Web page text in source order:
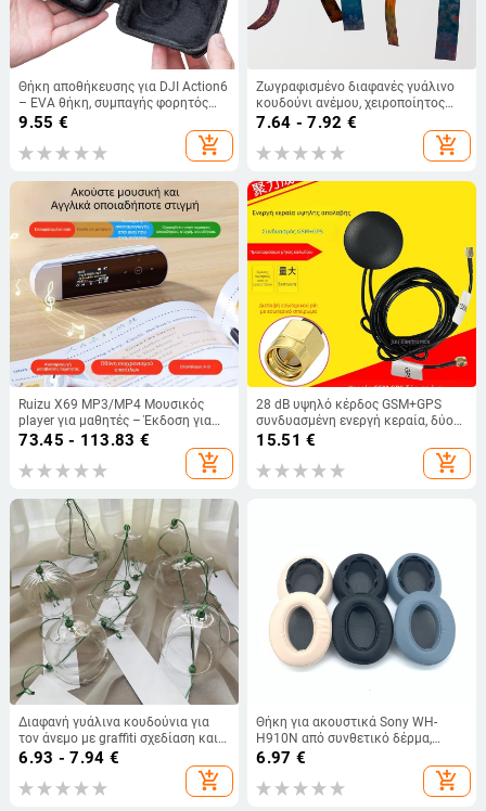
Θήκη αποθήκευσης για DJI Action6
– EVA θήκη, συμπαγής φορητός
σετ εξαρτημάτων για αθλητική
9.55 €
add_shopping_cart
Ζωγραφισμένο διαφανές γυάλινο
κουδούνι ανέμου, χειροποίητος
κρεμαστός διακοσμητικός,
ιαπωνικού στυλ με άνθη κερασιάς,
δημιουργικό δώρο
7.64 - 7.92 €
add_shopping_cart
Ruizu X69 MP3/MP4 Μουσικός
player για μαθητές – Έκδοση για
ακρόαση Αγγλικών
73.45 - 113.83 €
add_shopping_cart
28 dB υψηλό κέρδος GSM+GPS
συνδυασμένη ενεργή κεραία, δύο
σε ένα για πλοήγηση αυτοκινήτου,
εξωτερική αδιάβροχη GPS κεραία
15.51 €
add_shopping_cart
Διαφανή γυάλινα κουδούνια για
τον άνεμο με graffiti σχεδίαση και
χειροποίητη ζωγραφική, DIY,
διακόσμηση κατά τη διάρκεια του
6.93 - 7.94 €
add_shopping_cart
Θήκη για ακουστικά Sony WH-
H910N από συνθετικό δέρμα,
άνετη και διαπνέουσα
6.97 €
add_shopping_cart